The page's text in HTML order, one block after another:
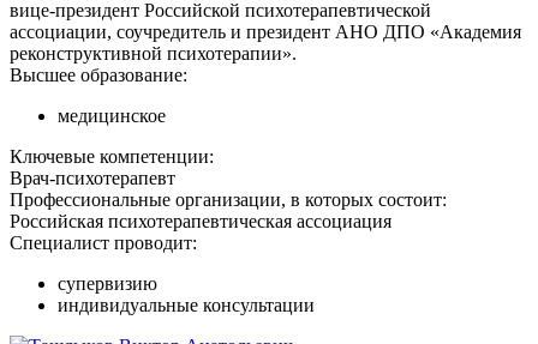
вице-президент Российской психотерапевтической
ассоциации, соучредитель и президент АНО ДПО «Академия
реконструктивной психотерапии».
Высшее образование:
медицинское
Ключевые компетенции:
Врач-психотерапевт
Профессиональные организации, в которых состоит:
Российская психотерапевтическая ассоциация
Специалист проводит:
супервизию
индивидуальные консультации